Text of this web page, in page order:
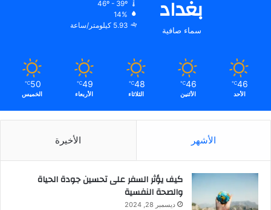
ء
و
بغداد
سماء صافية
46º - 39º
14%
5.93 كيلومتر/ساعة
46
℃
الأحد
46
℃
الأثنين
48
℃
الثلاثاء
49
℃
الأربعاء
50
℃
الخميس
الأشهر الأخيرة
كيف يؤثر السفر على تحسين جودة الحياة
والصحة النفسية
ديسمبر 28, 2024